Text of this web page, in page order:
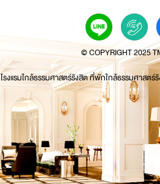
© COPYRIGHT 2025
โรงแรมใกล้ธรรมศาสตร์รังสิต ที่พักใกล้ธรรมศาสตร์